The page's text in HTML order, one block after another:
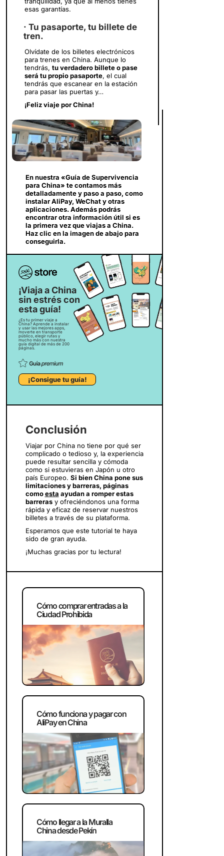
esas garantías.
· Tu pasaporte, tu billete de
tren.
Olvídate de los billetes electrónicos
para trenes en China. Aunque lo
tendrás, tu verdadero billete o pase
será tu propio pasaporte, el cual
tendrás que escanear en la estación
para pasar las puertas y…
¡Feliz viaje por China!
En nuestra «Guía de Supervivencia
para China» te contamos más
detalladamente y paso a paso, como
instalar AliPay, WeChat y otras
aplicaciones. Además podrás
encontrar otra información útil si es
la primera vez que viajas a China.
Haz clic en la imagen de abajo para
conseguirla.
¡Viaja a China
sin estrés con
esta guía!
¿Es tu primer viaje a
China? Aprende a instalar
y usar las mejores apps,
moverte en transporte
público, elegir rutas y
mucho más con nuestra
guía digital de más de 200
páginas.
¡Consigue tu guía!
Conclusión
Viajar por China no tiene por qué ser
complicado o tedioso y, la experiencia
puede resultar sencilla y cómoda
como si estuvieras en Japón u otro
país Europeo. Si bien China pone sus
limitaciones y barreras, páginas
comoesta ayudan a romper estas
barrerasy ofreciéndonos una forma
rápida y eficaz de reservar nuestros
billetes a través de su plataforma.
Esperamos que este tutorial te haya
sido de gran ayuda.
¡Muchas gracias por tu lectura!
Cómo comprar entradas a la
Ciudad Prohibida
Cómo funciona y pagar con
AliPay en China
Cómo llegar a la Muralla
China desde Pekín